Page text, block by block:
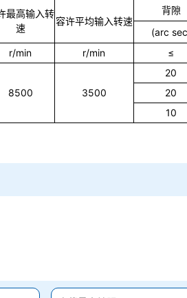
最高输入转
速
容许平均输入转速
背隙
(arc
r/min r/min ≤
8500
3500
20
20
10